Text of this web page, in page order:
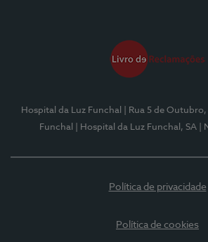
Hospital da Luz Funchal
| Rua 5 de
Funchal
| Hospital da Luz Funchal, SA |
Política de privacidade
Política de cookies